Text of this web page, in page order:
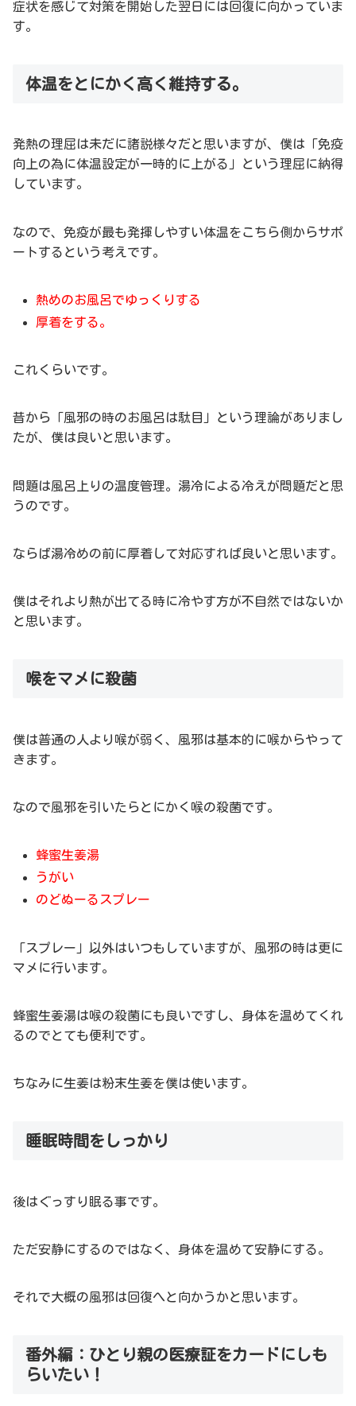
症状を感じて対策を開始した翌日には回復に向かっていま
す。
体温をとにかく高く維持する。
発熱の理屈は未だに諸説様々だと思いますが、僕は「免疫
向上の為に体温設定が一時的に上がる」という理屈に納得
しています。
なので、免疫が最も発揮しやすい体温をこちら側からサポ
ートするという考えです。
熱めのお風呂でゆっくりする
厚着をする。
これくらいです。
昔から「風邪の時のお風呂は駄目」という理論がありまし
たが、僕は良いと思います。
問題は風呂上りの温度管理。湯冷による冷えが問題だと思
うのです。
ならば湯冷めの前に厚着して対応すれば良いと思います。
僕はそれより熱が出てる時に冷やす方が不自然ではないか
と思います。
喉をマメに殺菌
僕は普通の人より喉が弱く、風邪は基本的に喉からやって
きます。
なので風邪を引いたらとにかく喉の殺菌です。
蜂蜜生姜湯
うがい
のどぬーるスプレー
「スプレー」以外はいつもしていますが、風邪の時は更に
マメに行います。
蜂蜜生姜湯は喉の殺菌にも良いですし、身体を温めてくれ
るのでとても便利です。
ちなみに生姜は粉末生姜を僕は使います。
睡眠時間をしっかり
後はぐっすり眠る事です。
ただ安静にするのではなく、身体を温めて安静にする。
それで大概の風邪は回復へと向かうかと思います。
番外編：ひとり親の医療証をカードにしも
らいたい！